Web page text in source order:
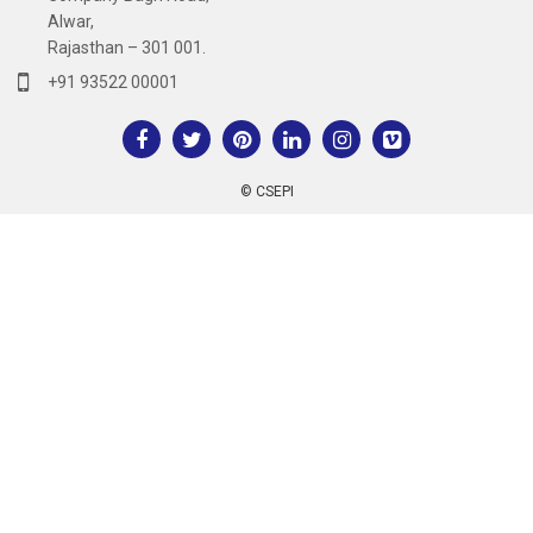
Alwar,
Rajasthan – 301 001.
+91 93522 00001
© CSEPI